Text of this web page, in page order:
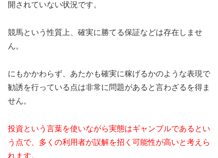
開されていない状況です。
競馬という性質上、確実に勝てる保証などは存在しませ
ん。
にもかかわらず、あたかも確実に稼げるかのような表現で
勧誘を行っている点は非常に問題があると言わざるを得ま
せん。
投資という言葉を使いながら実態はギャンブルであるとい
う点で、多くの利用者が誤解を招く可能性が高いと考えら
れます。